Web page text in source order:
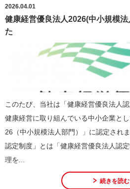
2026.04.01
健康経営優良法人2026(中小規模
た
このたび、当社は「健康経営優良法人
健康経営に取り組んでいる中小企業と
26（中小規模法人部門）」に認定され
認定制度」とは「健康経営優良法人認
理を...
続きを読む